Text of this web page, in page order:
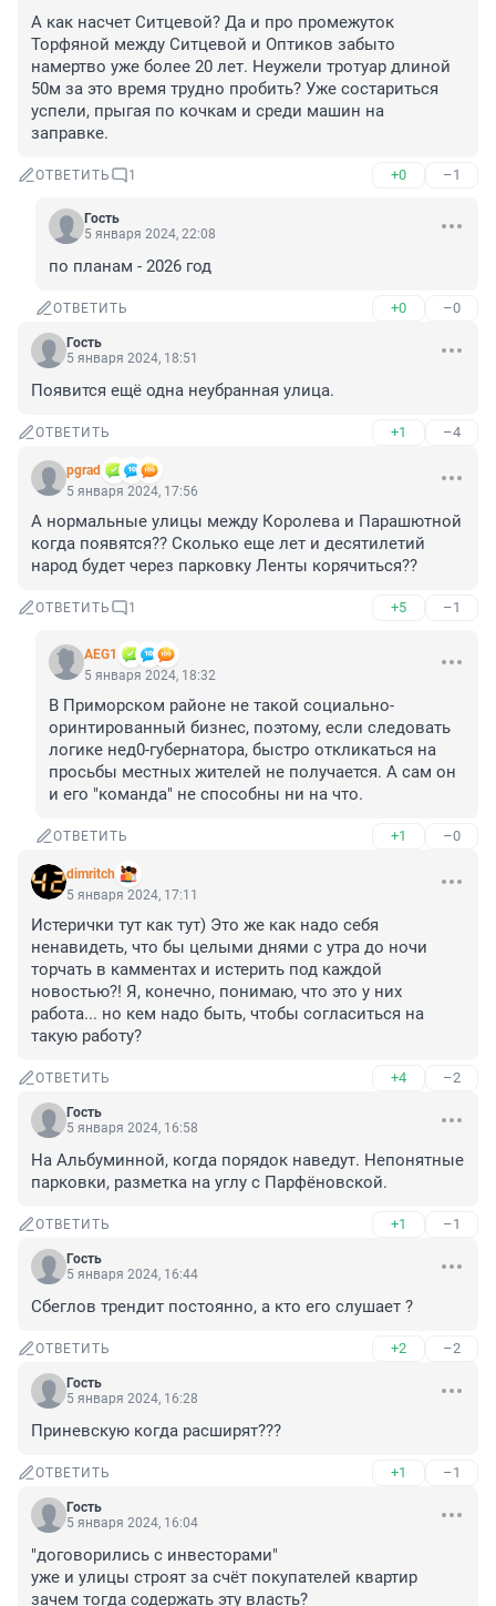
А как насчет Ситцевой? Да и про промежуток
Торфяной между Ситцевой и Оптиков забыто
намертво уже более 20 лет. Неужели тротуар длиной
50м за это время трудно пробить? Уже состариться
успели, прыгая по кочкам и среди машин на
заправке.
ОТВЕТИТЬ 1 +0 –1
Гость
5 января 2024, 22:08
по планам - 2026 год
ОТВЕТИТЬ +0 –0
Гость
5 января 2024, 18:51
Появится ещё одна неубранная улица.
ОТВЕТИТЬ +1 –4
pgrad
5 января 2024, 17:56
А нормальные улицы между Королева и Парашютной
когда появятся?? Сколько еще лет и десятилетий
народ будет через парковку Ленты корячиться??
ОТВЕТИТЬ 1 +5 –1
AEG1
5 января 2024, 18:32
В Приморском районе не такой социально-
оринтированный бизнес, поэтому, если следовать
логике нeд0-губернатора, быстро откликаться на
просьбы местных жителей не получается. А сам он
и его "команда" не способны ни на что.
ОТВЕТИТЬ +1 –0
dimritch
5 января 2024, 17:11
Истерички тут как тут) Это же как надо себя
ненавидеть, что бы целыми днями с утра до ночи
торчать в камментах и истерить под каждой
новостью?! Я, конечно, понимаю, что это у них
работа... но кем надо быть, чтобы согласиться на
такую работу?
ОТВЕТИТЬ +4 –2
Гость
5 января 2024, 16:58
На Альбуминной, когда порядок наведут. Непонятные
парковки, разметка на углу с Парфёновской.
ОТВЕТИТЬ +1 –1
Гость
5 января 2024, 16:44
Сбеглов трендит постоянно, а кто его слушает ?
ОТВЕТИТЬ +2 –2
Гость
5 января 2024, 16:28
Приневскую когда расширят???
ОТВЕТИТЬ +1 –1
Гость
5 января 2024, 16:04
"договорились с инвесторами"
уже и улицы строят за счёт покупателей квартир
зачем тогда содержать эту власть?